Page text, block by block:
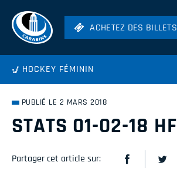
ACHETEZ DES BILLETS
Hockey
ACHETEZ DES BILLETS
HOCKEY FÉMININ
PUBLIÉ LE 2 MARS 2018
STATS 01-02-18 HF
Partager cet article sur: